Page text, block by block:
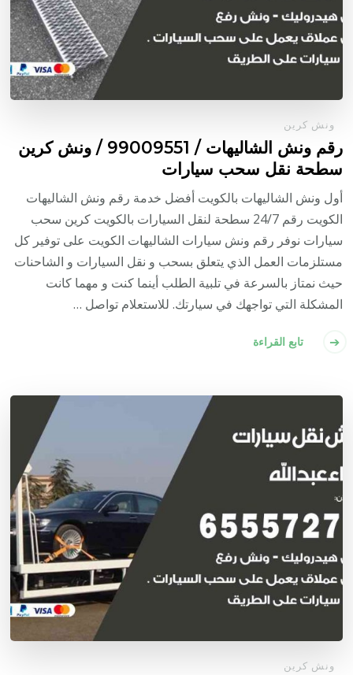
ونش كرين
رقم ونش الشاليهات / 99009551‬ / ونش كرين
سطحة نقل سحب سيارات
أول ونش الشاليهات بالكويت أفضل خدمة رقم ونش الشاليهات
الكويت رقم 24/7 سطحة لنقل السيارات بالكويت كرين سحب
سيارات نوفر رقم ونش سيارات الشاليهات الكويت على توفير كل
مستلزمات العمل الذي يتعلق بسحب و نقل السيارات و الشاحنات
حيث نمتاز بالسرعة في تلبية الطلب أينما كنت و مهما كانت
المشكلة التي تواجهك في سيارتك. للاستعلام تواصل …
تابع القراءة
ونش كرين